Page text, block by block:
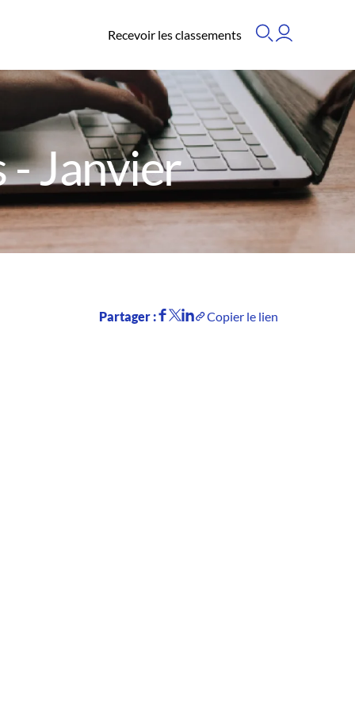
Recevoir les classements
- Janvier
Partager : Copier le lien